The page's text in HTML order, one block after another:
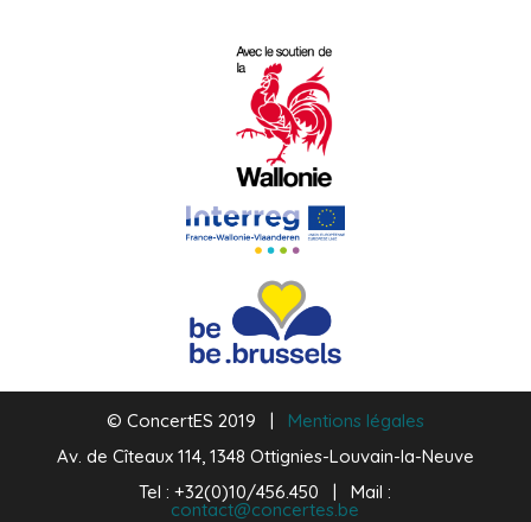
© ConcertES 2019 |
Mentions légales
Av. de Cîteaux 114, 1348 Ottignies-Louvain-la-Neuve
Tel : +32(0)10/456.450 | Mail :
contact@concertes.be